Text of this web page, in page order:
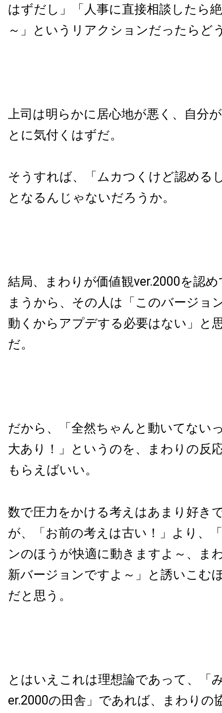
はずだし」「人事に直接相談したら
～」というリアクションだったらど
上司は明らかに居心地が悪く、自分
とに気付くはずだ。
そうすれば、「ムカつくけど認める
となるんじゃないだろうか。
結局、まわりが価値観ver.2000を認
まうから、その人は「このバージョ
動くからアプデする必要はない」と
だ。
だから、「全然ちゃんと動いてな
大あり！」というのを、まわりの反
もらえばいい。
数で圧力をかける考えはあまり好き
が、「お前の考えは古い！」より、
ンのほうが快適に動きますよ～、ま
新バージョンですよ～」と誘いこむ
だと思う。
とはいえこれは理想論であって、「
er.2000の田舎」であれば、まわりの